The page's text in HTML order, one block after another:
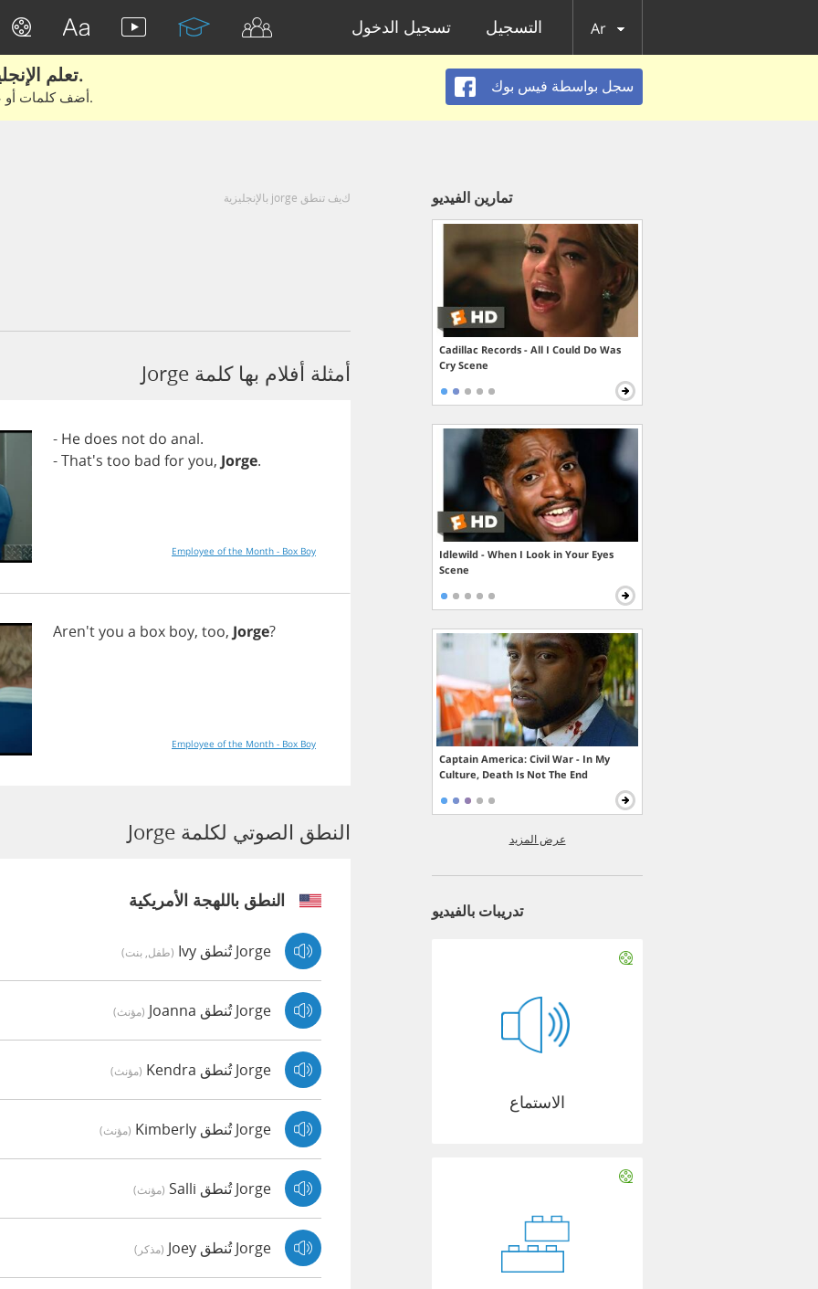
تسجيل الدخول التسجيل Ar
تعلم الإنجليزية الحقيقية من الأفلام والكتب.
أضف كلمات أو عبارات للتعلم والتدريب مع متعلمين آخرين.
سجل بواسطة فيس بوك
كيف تنطق jorge بالإنجليزية
أمثلة أفلام بها كلمة Jorge
- He does not do anal.
- That's too bad foryou, Jorge.
Employee of the Month - Box Boy
Aren'tyou a box boy, too, Jorge?
Employee of the Month - Box Boy
النطق الصوتي لكلمة Jorge
النطق باللهجة الأمريكية
Jorge تُنطق Ivy (طفل, بنت)
Jorge تُنطق Joanna (مؤنث)
Jorge تُنطق Kendra (مؤنث)
Jorge تُنطق Kimberly (مؤنث)
Jorge تُنطق Salli (مؤنث)
Jorge تُنطق Joey (مذكر)
تمارين الفيديو
Cadillac Records - All I Could Do Was
Cry Scene
Idlewild - When I Look in Your Eyes
Scene
Captain America: Civil War - In My
Culture, Death Is Not The End
عرض المزيد
تدريبات بالفيديو
الاستماع